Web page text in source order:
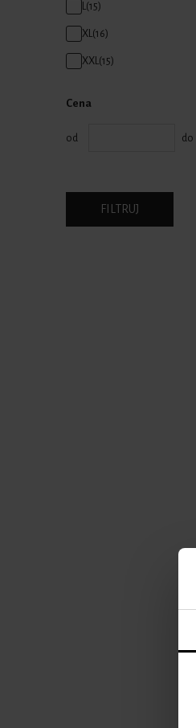
L(15)
XL(16)
XXL(15)
Cena
od do
FILTRUJ